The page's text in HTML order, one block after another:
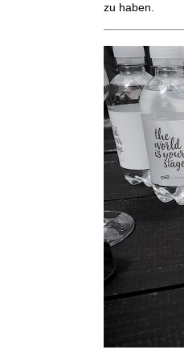
zu haben.